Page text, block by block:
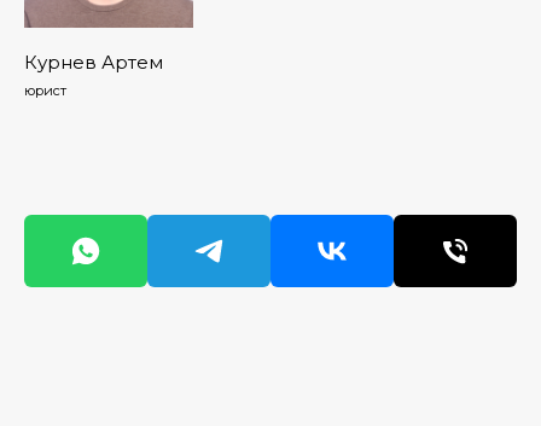
Курнев Артем
юрист